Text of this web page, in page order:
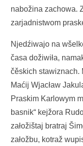
nabožina zachowa.
zarjadnistwom
Njedźiwajo na
časa dožiwiła,
čěskich stawiznach.
Maćij Wjacław
Praskim Karlowym
basnik“ kejžora
załožištaj bratraj
załožbu, kotraž